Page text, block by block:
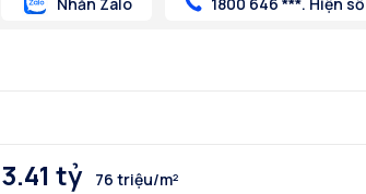
3.41 tỷ
76 triệu/m²